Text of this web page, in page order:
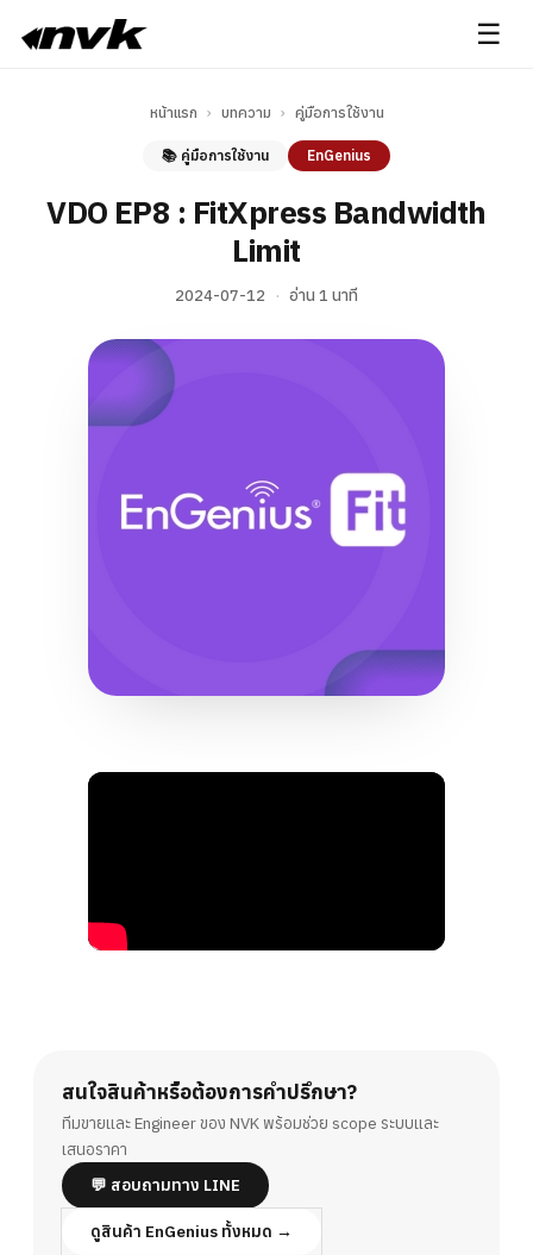
☰
หน้าแรก › บทความ › คู่มือการใช้งาน
📚 คู่มือการใช้งาน EnGenius
VDO EP8 : FitXpress Bandwidth
Limit
2024-07-12 · อ่าน 1 นาที
สนใจสินค้าหรือต้องการคำปรึกษา?
ทีมขายและ Engineer ของ NVK พร้อมช่วย scope ระบบและ
เสนอราคา
💬 สอบถามทาง LINE
ดูสินค้า EnGenius ทั้งหมด →